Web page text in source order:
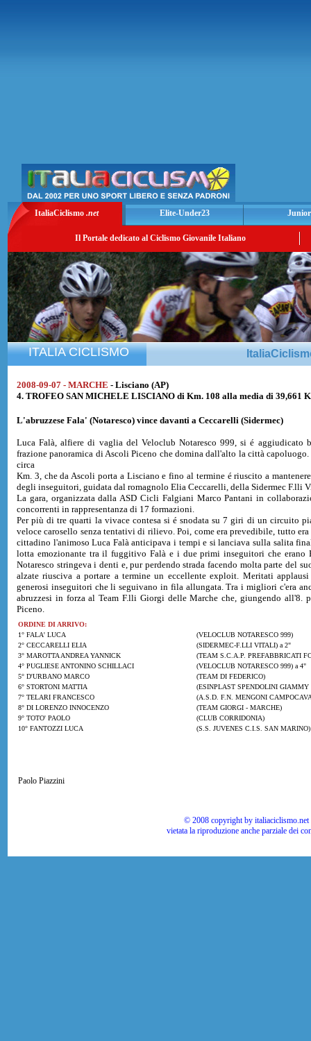
ItaliaCiclismo .net Elite-Under23
Il Portale dedicato al Ciclismo Giovanile Italiano
ITALIA CICLISMO
2008-09-07 - MARCHE - Lisciano (AP)
4. TROFEO SAN MICHELE LISCIANO di Km. 108 alla media di 39,661
L'abruzzese Fala' (Notaresco) vince davanti a Ceccarelli (Sidermec)
Luca Falà, alfiere di vaglia del Veloclub Notaresco 999, si é
frazione panoramica di Ascoli Piceno che domina dall'alto la città
circa
Km. 3, che da Ascoli porta a Lisciano e fino al termine é riuscito a
degli inseguitori, guidata dal romagnolo Elia Ceccarelli, della Sidermec F.lli
La gara, organizzata dalla ASD Cicli Falgiani Marco Pantani in
concorrenti in rappresentanza di 17 formazioni.
Per più di tre quarti la vivace contesa si é snodata su 7 giri di un circuito
veloce carosello senza tentativi di rilievo. Poi, come era prevedibile, tutto
cittadino l'animoso Luca Falà anticipava i tempi e si lanciava sulla salita
lotta emozionante tra il fuggitivo Falà e i due primi inseguitori che
Notaresco stringeva i denti e, pur perdendo strada facendo molta parte del
alzate riusciva a portare a termine un eccellente exploit. Meritati
generosi inseguitori che li seguivano in fila allungata. Tra i migliori c'era
abruzzesi in forza al Team F.lli Giorgi delle Marche che, giungendo
Piceno.
ORDINE DI ARRIVO:
1° FALA' LUCA
(VELOCLUB NOTARESCO 999)
2° CECCARELLI ELIA
(SIDERMEC-F.LLI VITALI) a 2"
3° MAROTTA ANDREA YANNICK
(TEAM S.C.A.P. PREFABBRICATI
4° PUGLIESE ANTONINO SCHILLACI
(VELOCLUB NOTARESCO 999) a 4"
5° D'URBANO MARCO
(TEAM DI FEDERICO)
6° STORTONI MATTIA
(ESINPLAST SPENDOLINI GIAMMY
7° TELARI FRANCESCO
(A.S.D. F.N. MENGONI
8° DI LORENZO INNOCENZO
(TEAM GIORGI - MARCHE)
9° TOTO' PAOLO
(CLUB CORRIDONIA)
10° FANTOZZI LUCA
(S.S. JUVENES C.I.S. SAN MARINO)
Paolo Piazzini
© 2008 copyright by
vietata la riproduzione anche parziale dei